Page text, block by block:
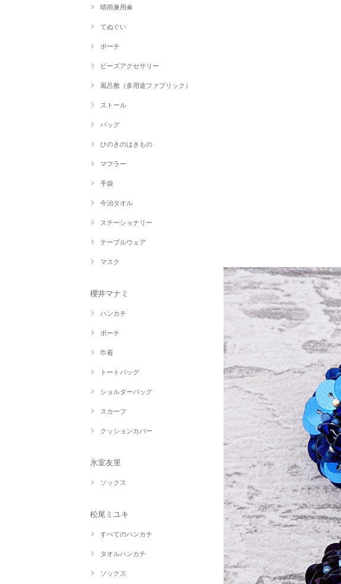
晴雨兼用傘
てぬぐい
ポーチ
ビーズアクセサリー
風呂敷（多用途ファブリック）
ストール
バッグ
ひのきのはきもの
マフラー
手袋
今治タオル
ステーショナリー
テーブルウェア
マスク
櫻井マナミ
ハンカチ
ポーチ
巾着
トートバッグ
ショルダーバッグ
スカーフ
クッションカバー
氷室友里
ソックス
松尾ミユキ
すべてのハンカチ
タオルハンカチ
ソックス